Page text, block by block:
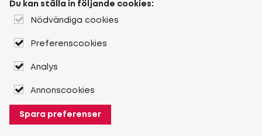
Du kan ställa in följande cookies:
Nödvändiga cookies
Preferenscookies
Analys
Annonscookies
Spara preferenser